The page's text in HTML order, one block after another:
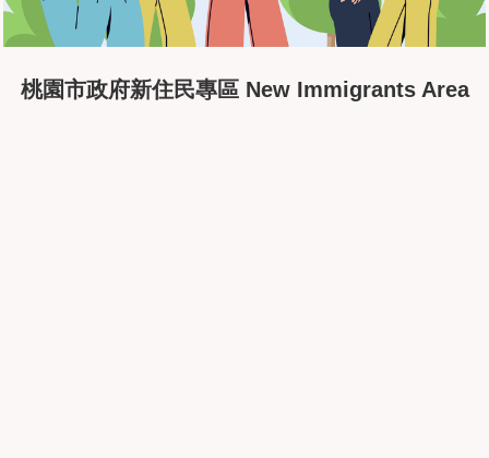
桃園市政府新住民專區 New Immigrants Area